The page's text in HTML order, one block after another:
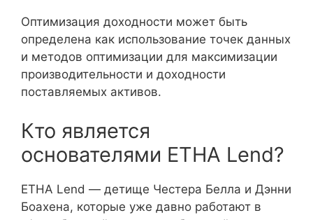
Оптимизация доходности может быть
определена как использование точек данных
и методов оптимизации для максимизации
производительности и доходности
поставляемых активов.
Кто является
основателями ETHA Lend?
ETHA Lend — детище Честера Белла и Дэнни
Боахена, которые уже давно работают в